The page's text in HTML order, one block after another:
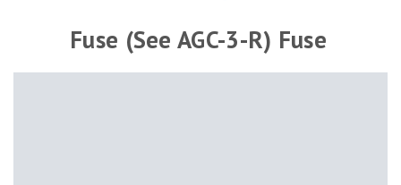
Fuse (See AGC-3-R) Fuse